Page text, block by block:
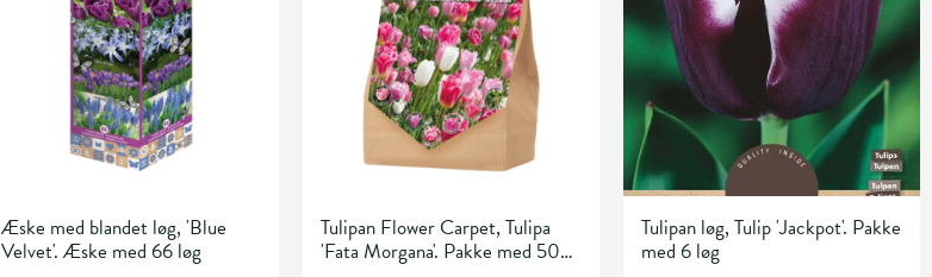
Æske med blandet løg, 'Blue
Velvet'. Æske med 66 løg
Tulipan Flower Carpet, Tulipa
'Fata Morgana'. Pakke med 50
Tulipan løg, Tulip 'Jackpot'. Pakke
med 6 løg